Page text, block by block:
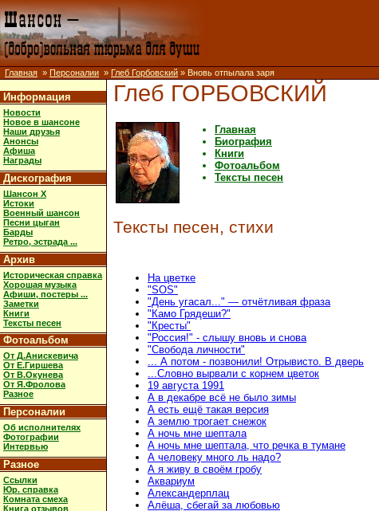
Главная » Персоналии » Глеб Горбовский » Вновь отпылала заря
Информация
Новости
Новое в шансоне
Наши друзья
Анонсы
Афиша
Награды
Дискография
Шансон X
Истоки
Военный шансон
Песни цыган
Барды
Ретро, эстрада ...
Архив
Историческая справка
Хорошая музыка
Афиши, постеры ...
Заметки
Книги
Тексты песен
Фотоальбом
От Д.Анискевича
От Е.Гиршева
От В.Окунева
От Я.Фролова
Разное
Персоналии
Об исполнителях
Фотографии
Интервью
Разное
Ссылки
Юр. справка
Комната смеха
Книга отзывов
Глеб ГОРБОВСКИЙ
Главная
Биография
Книги
Фотоальбом
Тексты песен
Тексты песен, стихи
На цветке
"SOS"
"День угасал..." — отчётливая фраза
"Камо Грядеши?"
"Кресты"
"Россия!" - слышу вновь и снова
"Свобода личности"
... А потом - позвонили! Отрывисто. В дверь
...Словно вырвали с корнем цветок
19 августа 1991
А в декабре всё не было зимы
А есть ещё такая версия
А землю трогает снежок
А ночь мне шептала
А ночь мне шептала, что речка в тумане
А человеку много ль надо?
А я живу в своём гробу
Аквариум
Александерплац
Алёша, сбегай за любовью